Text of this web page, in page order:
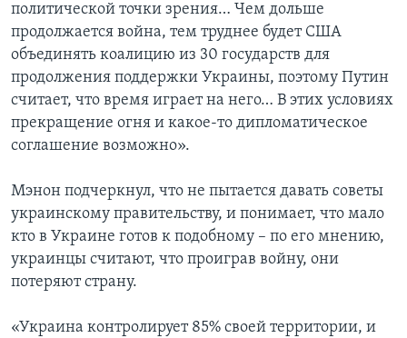
политической точки зрения… Чем дольше
продолжается война, тем труднее будет США
объединять коалицию из 30 государств для
продолжения поддержки Украины, поэтому Путин
считает, что время играет на него… В этих условиях
прекращение огня и какое-то дипломатическое
соглашение возможно».
Мэнон подчеркнул, что не пытается давать советы
украинскому правительству, и понимает, что мало
кто в Украине готов к подобному – по его мнению,
украинцы считают, что проиграв войну, они
потеряют страну.
«Украина контролирует 85% своей территории, и